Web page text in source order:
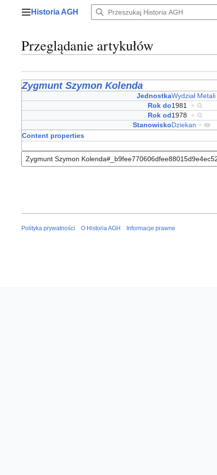
Menu główne
Historia AGH
Przeglądanie artykułów
Zygmunt Szymon Kolenda
JednostkaWydział
Rok do1981
+
Rok od1978
+
StanowiskoDziekan +
Content properties
Polityka prywatności O Historia AGH Informacje prawne